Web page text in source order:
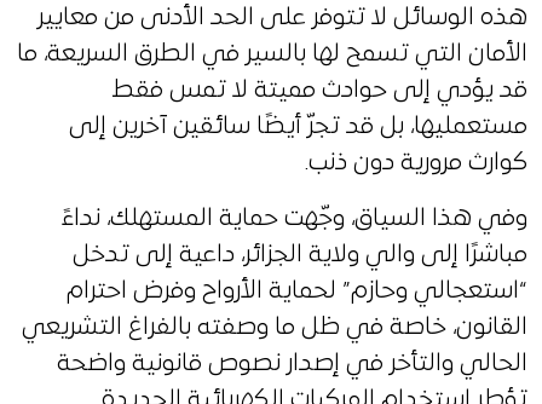
هذه الوسائل لا تتوفر على الحد الأدنى من معايير
الأمان التي تسمح لها بالسير في الطرق السريعة، ما
قد يؤدي إلى حوادث مميتة لا تمس فقط
مستعمليها، بل قد تجرّ أيضًا سائقين آخرين إلى
كوارث مرورية دون ذنب.
وفي هذا السياق، وجّهت حماية المستهلك، نداءً
مباشرًا إلى والي ولاية الجزائر، داعية إلى تدخل
“استعجالي وحازم” لحماية الأرواح وفرض احترام
القانون، خاصة في ظل ما وصفته بالفراغ التشريعي
الحالي والتأخر في إصدار نصوص قانونية واضحة